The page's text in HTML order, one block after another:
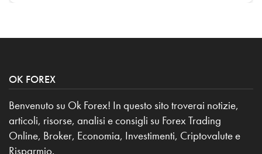
OK FOREX
Benvenuto su Ok Forex! In questo sito troverai notizie,
articoli, risorse, analisi e consigli su Forex Trading
Online, Broker, Economia, Investimenti, Criptovalute e
Risparmio.